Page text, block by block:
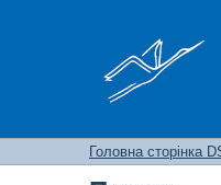
Головна сторінка